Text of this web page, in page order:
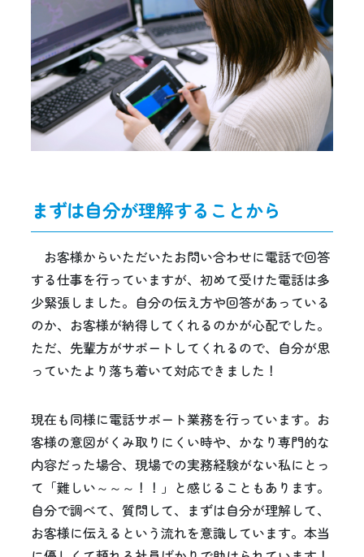
まずは自分が理解することから
お客様からいただいたお問い合わせに電話で回答
する仕事を行っていますが、初めて受けた電話は多
少緊張しました。自分の伝え方や回答があっている
のか、お客様が納得してくれるのかが心配でした。
ただ、先輩方がサポートしてくれるので、自分が思
っていたより落ち着いて対応できました！
現在も同様に電話サポート業務を行っています。お
客様の意図がくみ取りにくい時や、かなり専門的な
内容だった場合、現場での実務経験がない私にとっ
て「難しい～～～！！」と感じることもあります。
自分で調べて、質問して、まずは自分が理解して、
お客様に伝えるという流れを意識しています。本当